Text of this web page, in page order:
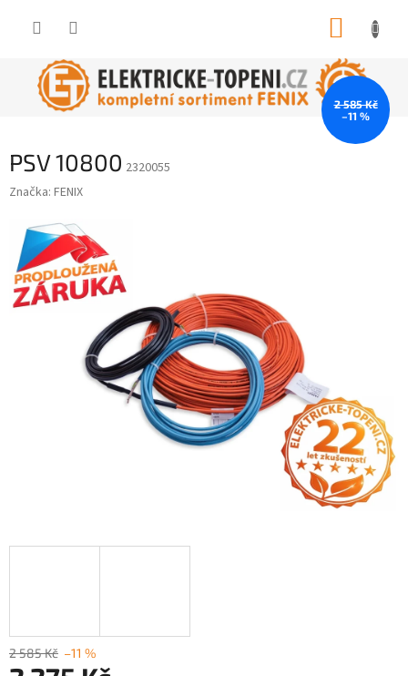
PSV 10800 2320055
Značka: FENIX
2 585 Kč
–11 %
2 585 Kč –11 %